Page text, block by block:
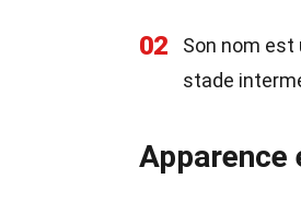
02
Son nom
stade